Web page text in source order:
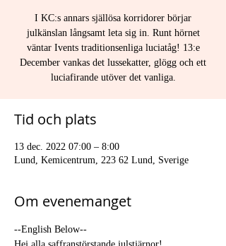
I KC:s annars själlösa korridorer börjar
julkänslan långsamt leta sig in. Runt hörnet
väntar Ivents traditionsenliga luciatåg! 13:e
December vankas det lussekatter, glögg och ett
luciafirande utöver det vanliga.
Tid och plats
13 dec. 2022 07:00 – 8:00
Lund, Kemicentrum, 223 62 Lund, Sverige
Om evenemanget
--English Below--